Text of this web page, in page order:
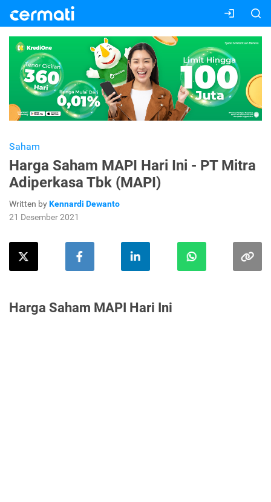
Saham
Harga Saham MAPI Hari Ini - PT Mitra
Adiperkasa Tbk (MAPI)
Written byKennardi Dewanto
21 Desember 2021
Harga Saham MAPI Hari Ini